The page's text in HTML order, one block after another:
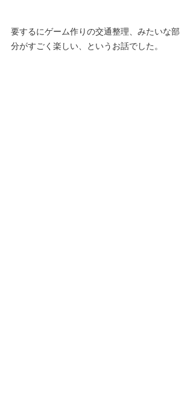
要するにゲーム作りの交通整理、みたいな部
分がすごく楽しい、というお話でした。